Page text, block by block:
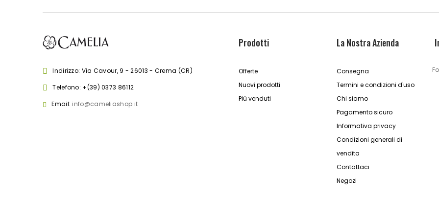
Indirizzo: Via Cavour, 9 - 26013 - Crema (CR)
Telefono: +(39) 0373 86112
Email: info@cameliashop.it
Prodotti
Offerte
Nuovi prodotti
Più venduti
La Nostra Azienda
Consegna
Termini e condizioni d'uso
Chi siamo
Pagamento sicuro
Informativa privacy
Condizioni generali di
vendita
Contattaci
Negozi